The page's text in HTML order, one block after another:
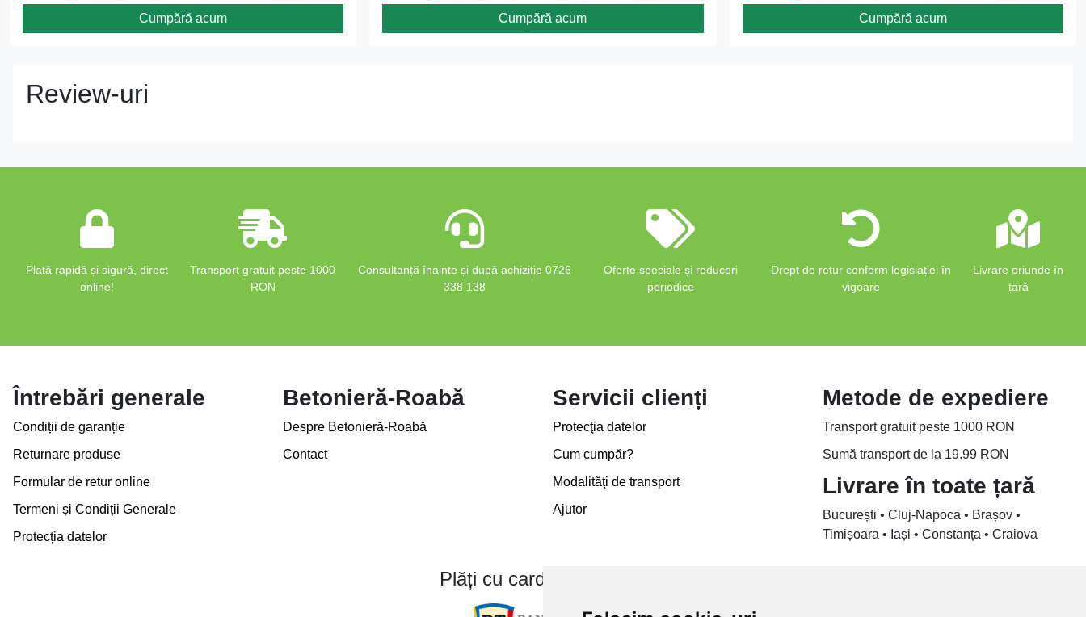
Cumpără acum Cumpără acum Cumpără acum
Review-uri
Plată rapidă și sigură, direct
online!
Transport gratuit peste 1000
RON
Consultanță înainte și după achiziție 0726
338 138
Oferte speciale și reduceri
periodice
Drept de retur conform legislației în
vigoare
Livrare oriunde în
țară
Întrebări generale
Condiții de garanție
Returnare produse
Formular de retur online
Termeni și Condiții Generale
Protecția datelor
Betonieră-Roabă
Despre Betonieră-Roabă
Contact
Servicii clienți
Protecţia datelor
Cum cumpăr?
Modalităţi de transport
Ajutor
Metode de expediere
Transport gratuit peste 1000 RON
Sumă transport de la 19.99 RON
Livrare în toate țară
București • Cluj-Napoca • Brașov •
Timișoara • Iași • Constanța • Craiova
Plăți cu card bancar prin